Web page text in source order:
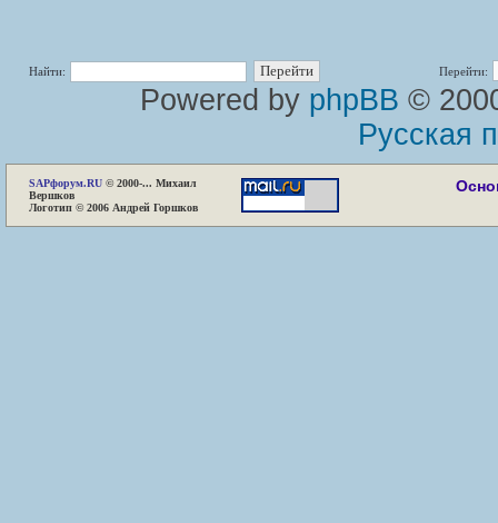
Найти: Перейти:
Powered by phpBB ©
Русская
SAPфорум.RU © 2000-... Михаил
Вершков
Логотип © 2006 Андрей Горшков